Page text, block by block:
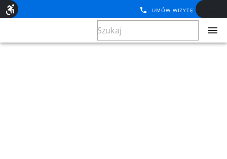
UMÓW WIZYTĘ